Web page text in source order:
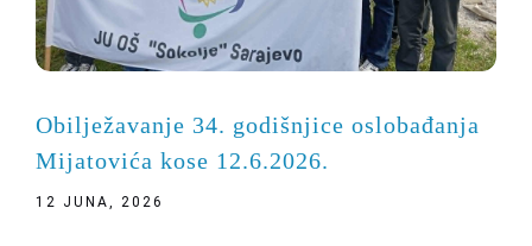
Obilježavanje 34. godišnjice oslobađanja
Mijatovića kose 12.6.2026.
12 JUNA, 2026